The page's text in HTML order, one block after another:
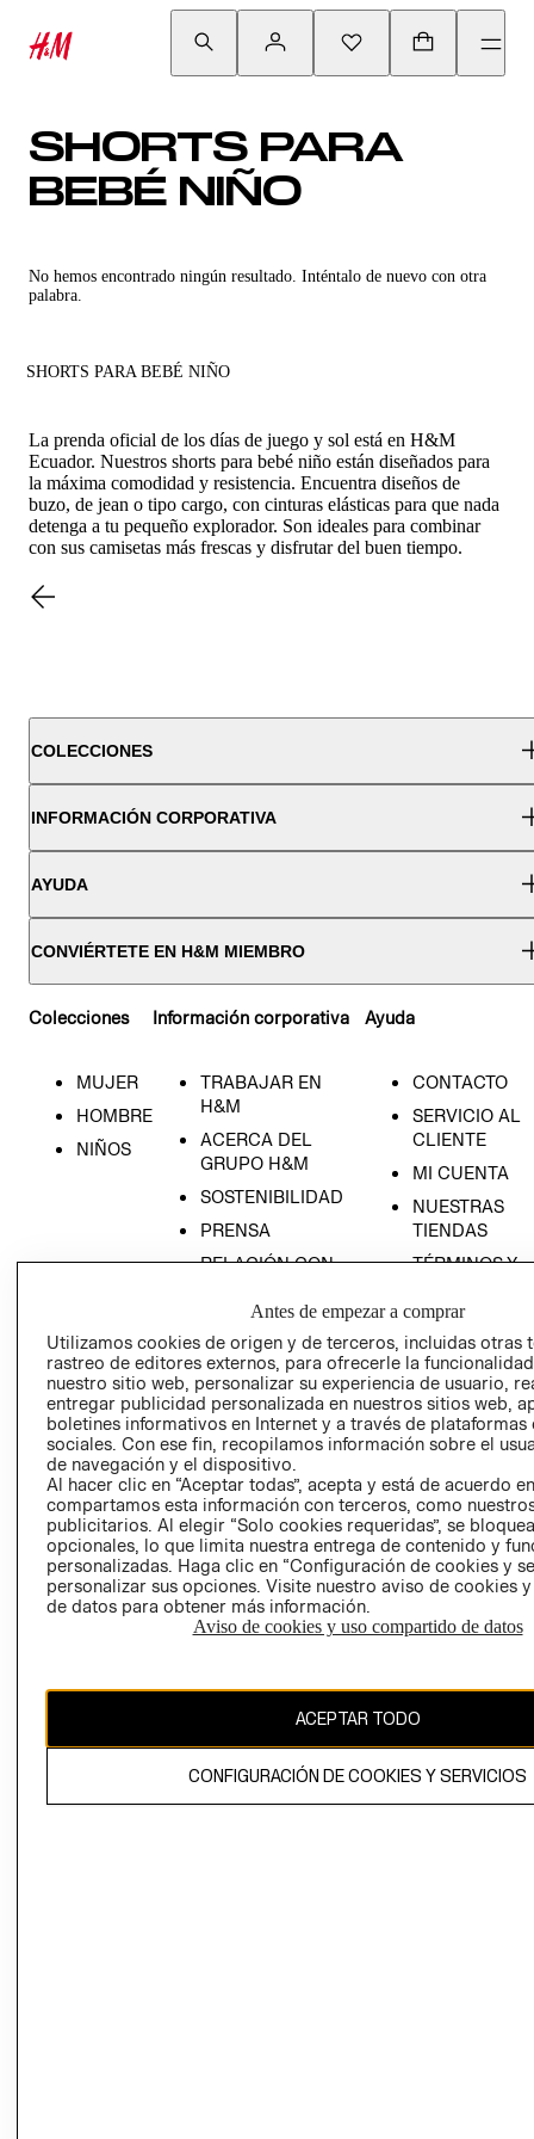
SHORTS PARA
BEBÉ NIÑO
No hemos encontrado ningún resultado. Inténtalo de nuevo con otra
palabra.
SHORTS PARA BEBÉ NIÑO
La prenda oficial de los días de juego y sol está en H&M
Ecuador. Nuestros shorts para bebé niño están diseñados para
la máxima comodidad y resistencia. Encuentra diseños de
buzo, de jean o tipo cargo, con cinturas elásticas para que nada
detenga a tu pequeño explorador. Son ideales para combinar
con sus camisetas más frescas y disfrutar del buen tiempo.
COLECCIONES
INFORMACIÓN CORPORATIVA
AYUDA
CONVIÉRTETE EN H&M MIEMBRO
Colecciones
MUJER
HOMBRE
NIÑOS
Información corporativa
TRABAJAR EN
H&M
ACERCA DEL
GRUPO H&M
SOSTENIBILIDAD
PRENSA
RELACIÓN CON
POLÍTICA
EMPRESARIAL
Ayuda
CONTACTO
SERVICIO AL
CLIENTE
MI CUENTA
NUESTRAS
TIENDAS
TÉRMINOS Y
AVISO DE
PRIVACIDAD
GIFT CARD
AVISO DE
COOKIES
El contenido de esta página web está protegido por copyright y es
NOVEDADES
Antes de empezar a comprar
Utilizamos cookies de origen y de terceros, incluidas otras
rastreo de editores externos, para ofrecerle la
nuestro sitio web, personalizar su experiencia de usuario,
entregar publicidad personalizada en nuestros sitios web,
boletines informativos en Internet y a través de plataformas
sociales. Con ese fin, recopilamos información sobre el
de navegación y el dispositivo.
Al hacer clic en “Aceptar todas”, acepta y está de acuerdo
compartamos esta información con terceros, como
publicitarios. Al elegir “Solo cookies requeridas”, se
opcionales, lo que limita nuestra entrega de contenido y
personalizadas. Haga clic en “Configuración de cookies y
personalizar sus opciones. Visite nuestro aviso de cookies
de datos para obtener más información.
Aviso de cookies y uso compartido de datos
ACEPTAR TODO
CONFIGURACIÓN DE COOKIES Y SERVICIOS